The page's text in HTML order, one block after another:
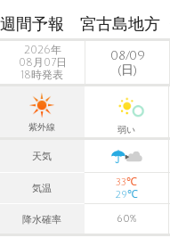
週間予報 宮古島地方
2026年
08月07日
18時発表
08/09
(日)
紫外線 弱い
天気
気温
33℃
29℃
降水確率 60%